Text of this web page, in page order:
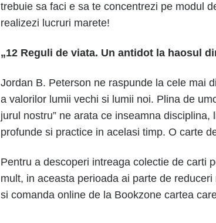
trebuie sa faci e sa te concentrezi pe modul
realizezi lucruri marete!
„12 Reguli de viata. Un antidot la haosul
Jordan B. Peterson ne raspunde la cele mai
a valorilor lumii vechi si lumii noi. Plina de
jurul nostru” ne arata ce inseamna
profunde si practice in acelasi timp. O carte
Pentru a descoperi intreaga colectie de carti
mult, in aceasta perioada ai parte de
si comanda online de la Bookzone cartea